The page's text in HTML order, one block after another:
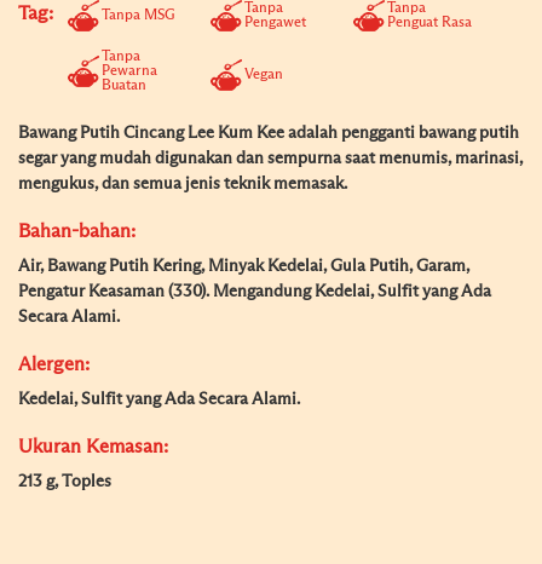
Tag: Tanpa MSG
Tanpa
Pengawet
Tanpa
Penguat Rasa
Tanpa
Pewarna
Buatan
Vegan
Bawang Putih Cincang Lee Kum Kee adalah pengganti bawang putih
segar yang mudah digunakan dan sempurna saat menumis, marinasi,
mengukus, dan semua jenis teknik memasak.
Bahan-bahan:
Air, Bawang Putih Kering, Minyak Kedelai, Gula Putih, Garam,
Pengatur Keasaman (330). Mengandung Kedelai, Sulfit yang Ada
Secara Alami.
Alergen:
Kedelai, Sulfit yang Ada Secara Alami.
Ukuran Kemasan:
213 g, Toples